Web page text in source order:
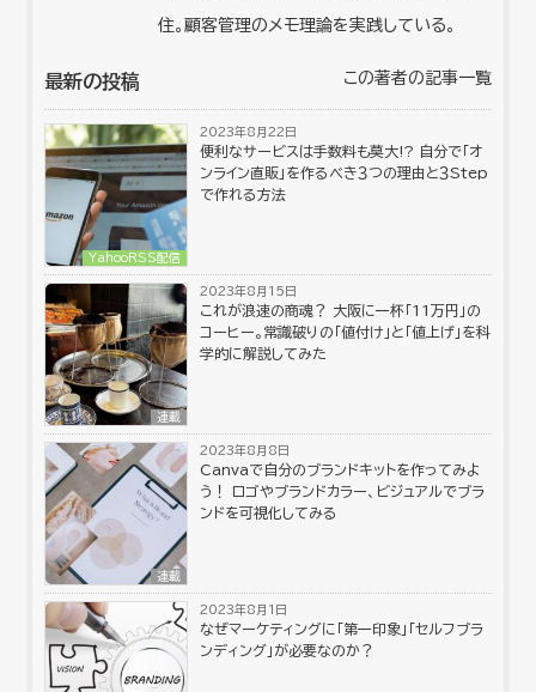
住。顧客管理のメモ理論を実践している。
最新の投稿 この著者の記事一覧
YahooRSS配信
2023年8月22日
便利なサービスは手数料も莫大!? 自分で「オ
ンライン直販」を作るべき３つの理由と３Step
で作れる方法
連載
2023年8月15日
これが浪速の商魂？ 大阪に一杯「11万円」の
コーヒー。常識破りの「値付け」と「値上げ」を科
学的に解説してみた
連載
2023年8月8日
Canvaで自分のブランドキットを作ってみよ
う！ ロゴやブランドカラー、ビジュアルでブラ
ンドを可視化してみる
2023年8月1日
なぜマーケティングに「第一印象」「セルフブラ
ンディング」が必要なのか？